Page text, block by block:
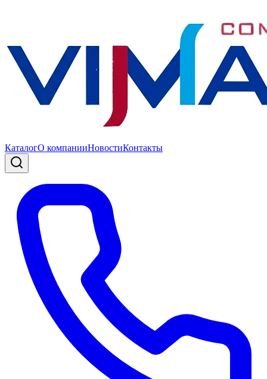
КаталогО компанииНовостиКонтакты